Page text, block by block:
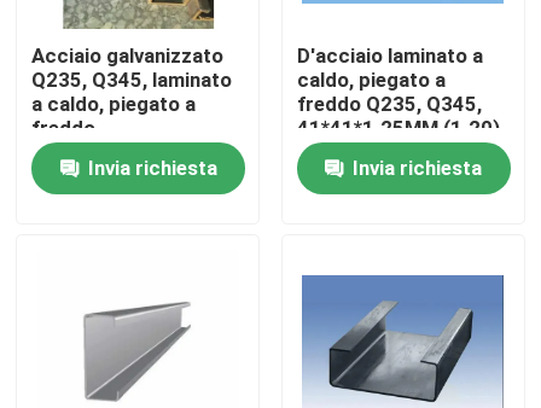
Prodotti
Circa noi
Controllo di qualità
Contattici
Acciaio galvanizzato
Q235, Q345, laminato
a caldo, piegato a
freddo
Invia richiesta
D'acciaio laminato a
caldo, piegato a
freddo Q235, Q345,
41*41*1.25MM (1.20),
41*41*1.50MM (1.45)
Invia richiesta